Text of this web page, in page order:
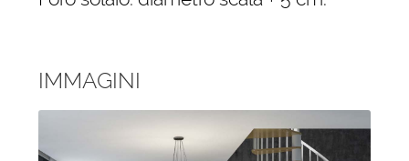
IMMAGINI